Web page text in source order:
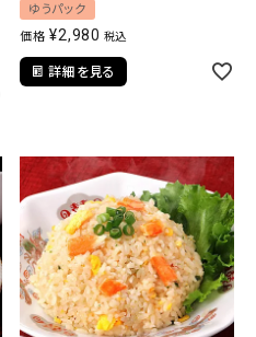
ゆうパック
価格 ¥2,980 税込
詳細を見る